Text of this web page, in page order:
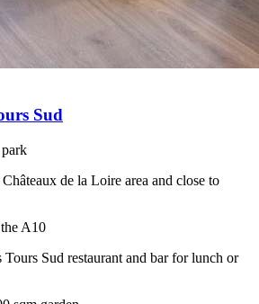
Sud
de la Loire area and close to
A10
Sud restaurant and bar for lunch or